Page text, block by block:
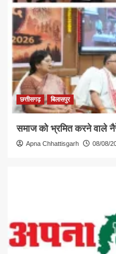
छत्तीसगढ़ बिलासपुर
समाज को भ्रमित करने वाले
Apna Chhattisgarh 08/08/